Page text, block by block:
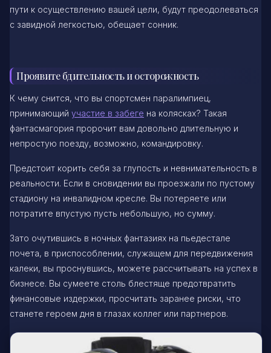
пути к осуществлению вашей цели, будут преодолеваться
с завидной легкостью, обещает сонник.
Проявите бдительность и осторожность
К чему снится, что вы спортсмен паралимпиец,
принимающий участие в забеге на колясках? Такая
фантасмагория пророчит вам довольно длительную и
непростую поезду, возможно, командировку.
Предстоит корить себя за глупость и невнимательность в
реальности. Если в сновидении вы проезжали по пустому
стадиону на инвалидном кресле. Вы потеряете или
потратите впустую пусть небольшую, но сумму.
Зато очутившись в ночных фантазиях на пьедестале
почета, в приспособлении, служащем для передвижения
калеки, вы проснувшись, можете рассчитывать на успех в
бизнесе. Вы сумеете столь блестяще предотвратить
финансовые издержки, просчитать заранее риски, что
станете героем дня в глазах коллег или партнеров.